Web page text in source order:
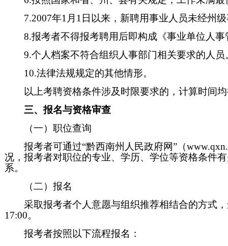
7.2007年1月1日以来，新聘用事业人员未经州
8.报考者不得报考聘用后即构成《事业单位人
9.个人档案不符合组织人事部门相关要求的人员
10.法律法规规定的其他情形。
以上考聘资格条件涉及时限要求的，计算时间
三、报名与资格审查
（一）职位查询
报考者可通过“黔西南州人民政府网”（
况，报考者对职位的专业、学历、学位等资格条件
系。
（二）报名
采取报考者个人意愿与组织推荐相结合的方式
17:00。
报考者按照以下流程报名：